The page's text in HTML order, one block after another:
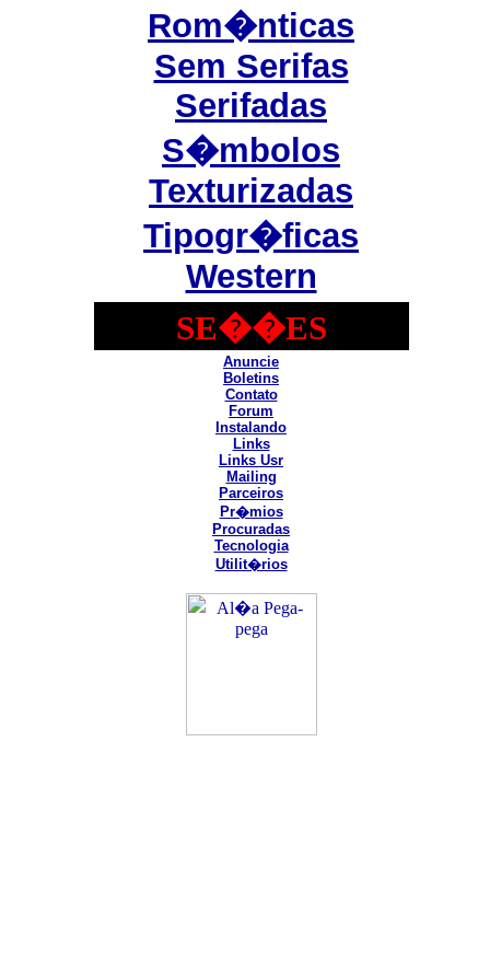
Rom�nticas
Sem Serifas
Serifadas
S�mbolos
Texturizadas
Tipogr�ficas
Western
SE��ES
Anuncie
Boletins
Contato
Forum
Instalando
Links
Links Usr
Mailing
Parceiros
Pr�mios
Procuradas
Tecnologia
Utilit�rios